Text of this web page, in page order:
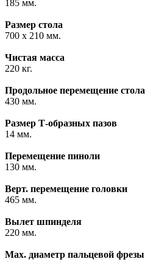
185 мм.
Размер стола
700 х 210 мм.
Чистая масса
220 кг.
Продольное перемещение стола
430 мм.
Размер Т-образных пазов
14 мм.
Перемещение пиноли
130 мм.
Верт. перемещение головки
465 мм.
Вылет шпинделя
220 мм.
Max. диаметр пальцевой фрезы